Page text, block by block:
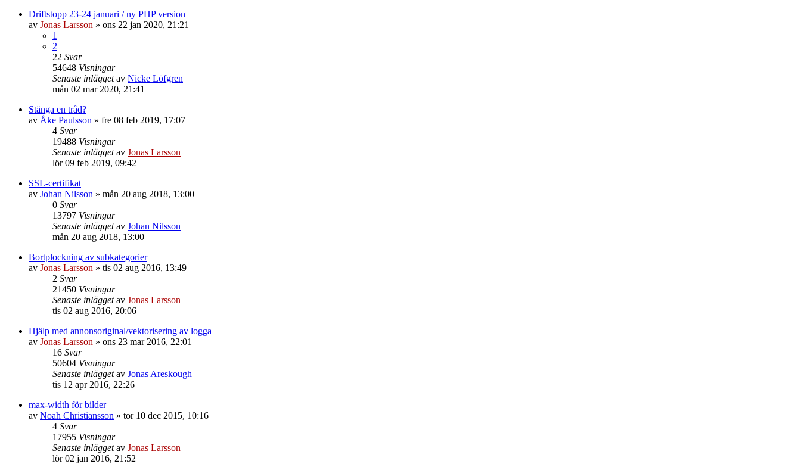
Driftstopp 23-24 januari / ny PHP version
av Jonas Larsson » ons 22 jan 2020, 21:21
1
2
22 Svar
54648 Visningar
Senaste inläggetav Nicke Löfgren
mån 02 mar 2020, 21:41
Stänga en tråd?
av Åke Paulsson » fre 08 feb 2019, 17:07
4 Svar
19488 Visningar
Senaste inläggetav Jonas Larsson
lör 09 feb 2019, 09:42
SSL-certifikat
av Johan Nilsson » mån 20 aug 2018, 13:00
0 Svar
13797 Visningar
Senaste inläggetav Johan Nilsson
mån 20 aug 2018, 13:00
Bortplockning av subkategorier
av Jonas Larsson » tis 02 aug 2016, 13:49
2 Svar
21450 Visningar
Senaste inläggetav Jonas Larsson
tis 02 aug 2016, 20:06
Hjälp med annonsoriginal/vektorisering av logga
av Jonas Larsson » ons 23 mar 2016, 22:01
16 Svar
50604 Visningar
Senaste inläggetav Jonas Areskough
tis 12 apr 2016, 22:26
max-width för bilder
av Noah Christiansson » tor 10 dec 2015, 10:16
4 Svar
17955 Visningar
Senaste inläggetav Jonas Larsson
lör 02 jan 2016, 21:52